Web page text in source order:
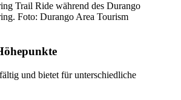
Trail Ride während des Durango
Foto: Durango Area Tourism
und bietet für unterschiedliche